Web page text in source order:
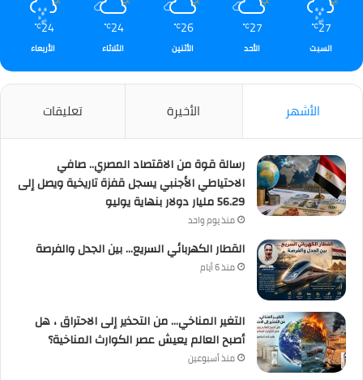
27
℃
السبت
27
℃
الأحد
26
℃
الأثنين
24
℃
الثلاثاء
24
℃
الأربعاء
الأشهر الأخيرة تعليقات
رسالة قوة من الاقتصاد المصري.. صافي
الاحتياطي الأجنبي يسجل قفزة تاريخية ويصل إلى
56.29 مليار دولار بنهاية يوليو
منذ يوم واحد
القطار الكهربائي السريع… بين الجدل والفرصة
منذ 6 أيام
التغير المناخي… من التحذير إلى الاحتراق ، هل
أصبح العالم يعيش عصر الكوارث المناخية؟
منذ أسبوعين